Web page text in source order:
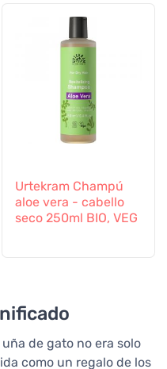
Urtekram Champú
aloe vera - cabello
seco 250ml BIO, VEG
de gato no era solo
como un regalo de los